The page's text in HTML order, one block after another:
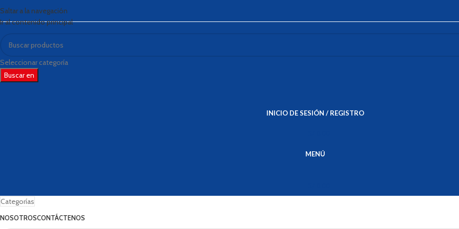
Saltar a la navegación
Ir al contenido principal
Seleccionar categoría
Buscar en
INICIO DE SESIÓN / REGISTRO
MENÚ
Categorías
NOSOTROSCONTÁCTENOS